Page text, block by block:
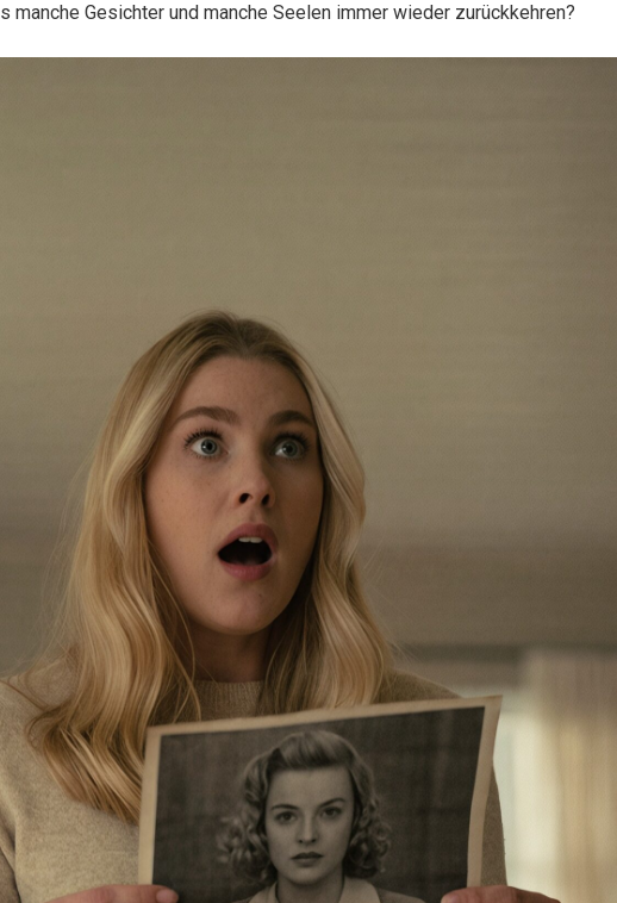
manche Gesichter und manche Seelen immer wieder zurückkehren?